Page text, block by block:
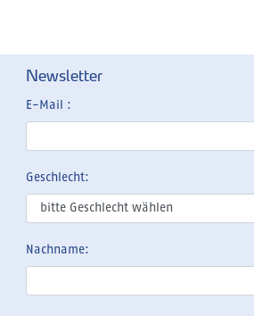
Newsletter
E-Mail :
Geschlecht:
Nachname: